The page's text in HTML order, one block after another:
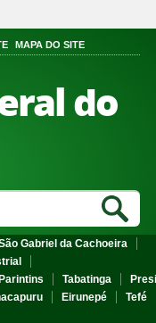
MAPA DO SITE
do
Gabriel da Cachoeira
Parintins Tabatinga
Eirunepé
Tefé